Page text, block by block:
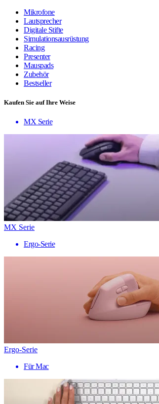
Mikrofone
Lautsprecher
Digitale Stifte
Simulationsausrüstung
Racing
Presenter
Mauspads
Zubehör
Bestseller
Kaufen Sie auf Ihre Weise
MX Serie
MX Serie
Ergo-Serie
Ergo-Serie
Für Mac